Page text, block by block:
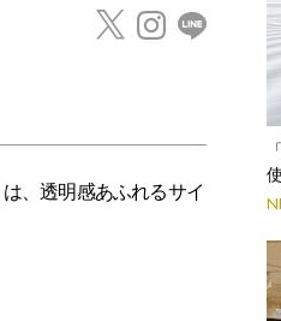
、透明感あふれるサイ